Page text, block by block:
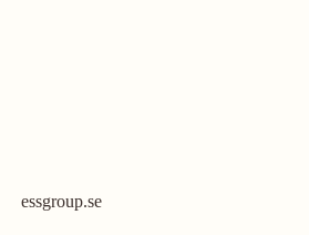
essgroup.se